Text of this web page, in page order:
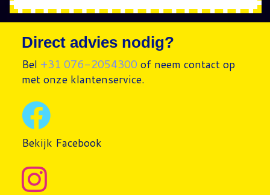
Direct advies nodig?
Bel +31 076-2054300 of neem contact op
met onze klantenservice.
Bekijk Facebook